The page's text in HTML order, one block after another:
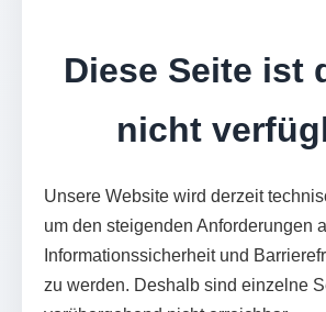
Diese Seite ist
nicht
Unsere Website wird derzeit
um den steigenden Anforderungen
Informationssicherheit und
zu werden. Deshalb sind einzelne